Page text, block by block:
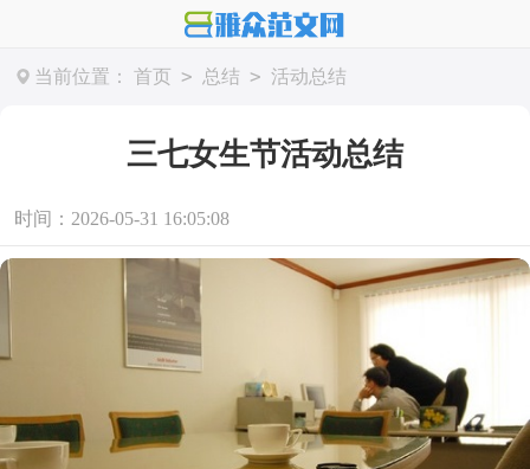
当前位置： 首页 > 总结 > 活动总结
三七女生节活动总结
时间：2026-05-31 16:05:08